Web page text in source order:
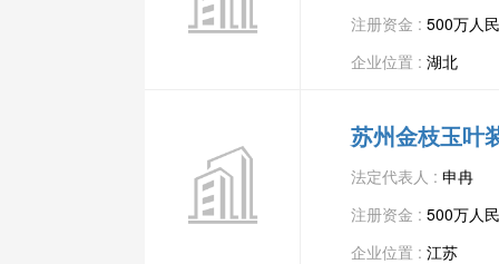
注册资金 : 500万人
企业位置 : 湖北
苏州金枝玉叶
法定代表人 : 申冉
注册资金 : 500万人
企业位置 : 江苏